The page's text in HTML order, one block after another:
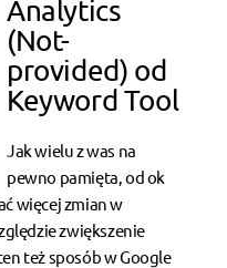
Analytics
(Not-
provided) od
Keyword Tool
Jak wielu z was na
pewno pamięta, od ok
więcej zmian w
zwiększenie
też sposób w Google